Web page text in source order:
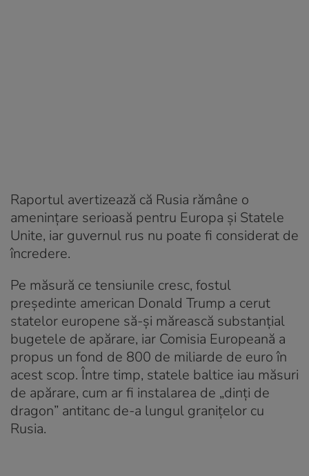
Raportul avertizează că Rusia rămâne o
amenințare serioasă pentru Europa și Statele
Unite, iar guvernul rus nu poate fi considerat de
încredere.
Pe măsură ce tensiunile cresc, fostul
președinte american Donald Trump a cerut
statelor europene să-și mărească substanțial
bugetele de apărare, iar Comisia Europeană a
propus un fond de 800 de miliarde de euro în
acest scop. Între timp, statele baltice iau măsuri
de apărare, cum ar fi instalarea de „dinți de
dragon” antitanc de-a lungul granițelor cu
Rusia.